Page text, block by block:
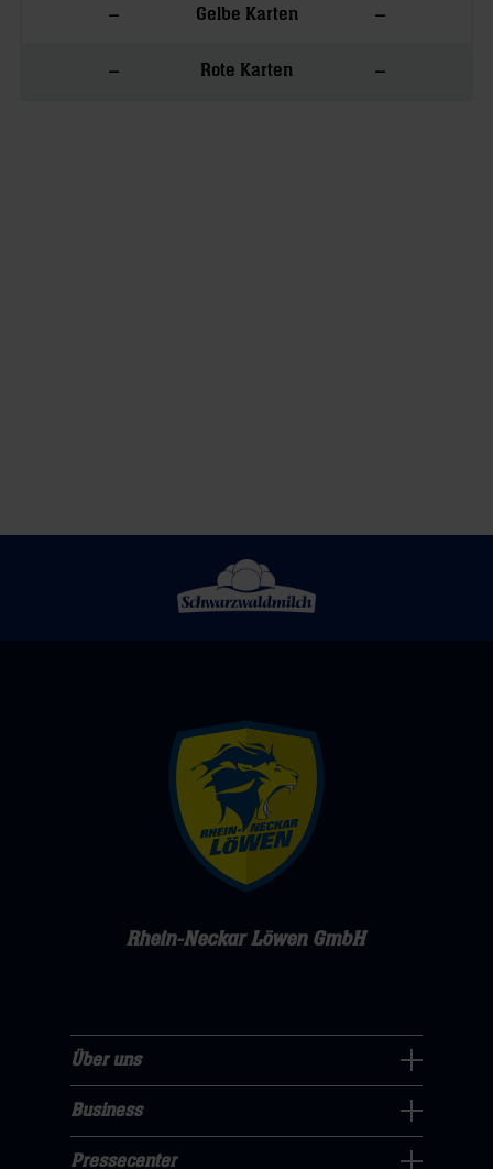
– Gelbe Karten –
– Rote Karten –
Rhein-Neckar Löwen GmbH
uns
Navigation
öffnen,
Über uns
Navigation
Business
Pressecenter